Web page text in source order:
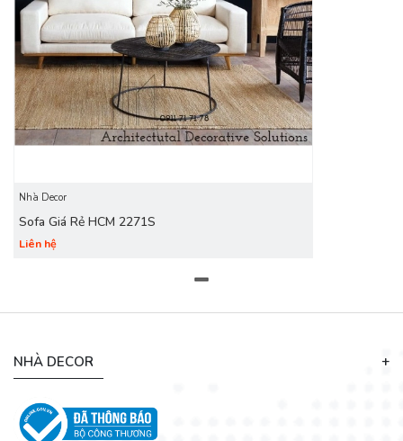
Nhà Decor
Sofa Giá Rẻ HCM 2271S
Liên hệ
NHÀ DECOR